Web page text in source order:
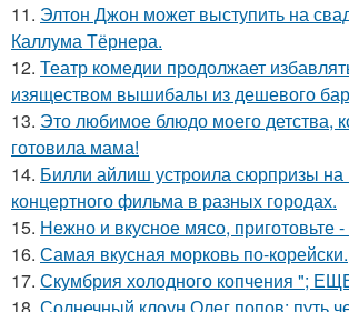
11. Элтон Джон может выступить на
Каллума Тёрнера.
12. Театр комедии продолжает
изяществом вышибалы из дешевого
13. Это любимое блюдо моего детства,
готовила мама!
14. Билли айлиш устроила сюрпризы на
концертного фильма в разных городах.
15. Нежно и вкусное мясо, приготовьте
16. Самая вкусная морковь по-корейски.
17. Скумбрия холодного копчения ";
18. Солнечный клоун Олег попов: путь